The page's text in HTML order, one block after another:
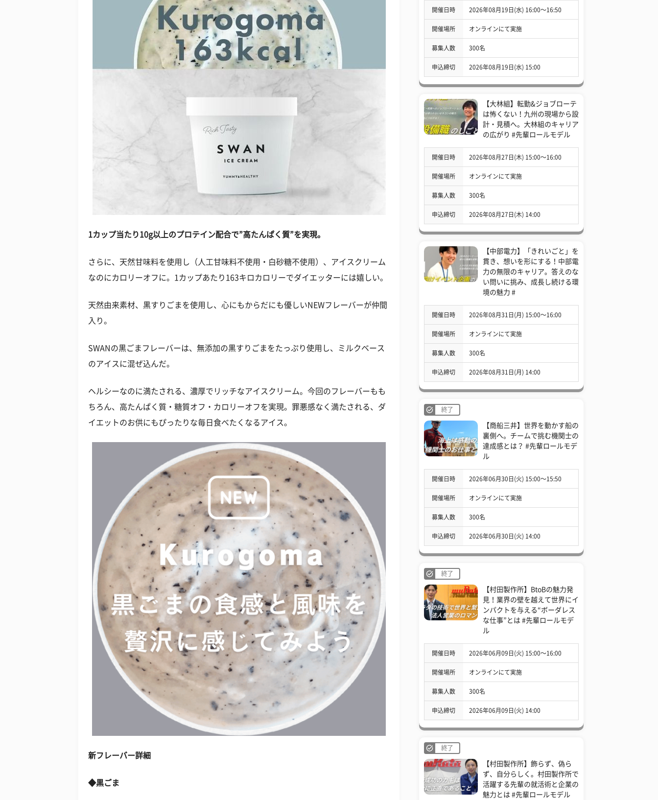
1カップ当たり10g以上のプロテイン配合で”高たんぱく質”を実現。
さらに、天然甘味料を使用し（人工甘味料不使用・白砂糖不使用）、アイスクリーム
なのにカロリーオフに。1カップあたり163キロカロリーでダイエッターには嬉しい。
天然由来素材、黒すりごまを使用し、心にもからだにも優しいNEWフレーバーが仲間
入り。
SWANの黒ごまフレーバーは、無添加の黒すりごまをたっぷり使用し、ミルクベース
のアイスに混ぜ込んだ。
ヘルシーなのに満たされる、濃厚でリッチなアイスクリーム。今回のフレーバーもも
ちろん、高たんぱく質・糖質オフ・カロリーオフを実現。罪悪感なく満たされる、ダ
イエットのお供にもぴったりな毎日食べたくなるアイス。
新フレーバー詳細
◆黒ごま
開催日時 2026年08月19日(水) 16:00〜16:50
開催場所 オンラインにて実施
募集人数 300名
申込締切 2026年08月19日(水) 15:00
【大林組】転勤&ジョブローテ
は怖くない！九州の現場から設
計・見積へ。大林組のキャリア
の広がり #先輩ロールモデル
開催日時 2026年08月27日(木) 15:00〜16:00
開催場所 オンラインにて実施
募集人数 300名
申込締切 2026年08月27日(木) 14:00
【中部電力】「きれいごと」を
貫き、想いを形にする！中部電
力の無限のキャリア。答えのな
い問いに挑み、成長し続ける環
境の魅力 #
開催日時 2026年08月31日(月) 15:00〜16:00
開催場所 オンラインにて実施
募集人数 300名
申込締切 2026年08月31日(月) 14:00
終了
【商船三井】世界を動かす船の
裏側へ。チームで挑む機関士の
達成感とは？ #先輩ロールモデ
ル
開催日時 2026年06月30日(火) 15:00〜15:50
開催場所 オンラインにて実施
募集人数 300名
申込締切 2026年06月30日(火) 14:00
終了
【村田製作所】BtoBの魅力発
見！業界の壁を越えて世界にイ
ンパクトを与える“ボーダレス
な仕事”とは #先輩ロールモデ
ル
開催日時 2026年06月09日(火) 15:00〜16:00
開催場所 オンラインにて実施
募集人数 300名
申込締切 2026年06月09日(火) 14:00
終了
【村田製作所】飾らず、偽ら
ず、自分らしく。村田製作所で
活躍する先輩の就活術と企業の
魅力とは #先輩ロールモデル